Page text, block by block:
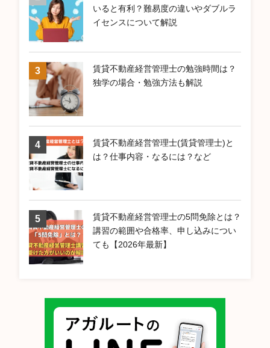
いると有利？難易度の違いやダブルラ
イセンスについて解説
賃貸不動産経営管理士の勉強時間は？
独学の場合・勉強方法も解説
賃貸不動産経営管理士(賃貸管理士)と
は？仕事内容・なるには？など
賃貸不動産経営管理士の5問免除とは？
講習の範囲や合格率、申し込みについ
ても【2026年最新】